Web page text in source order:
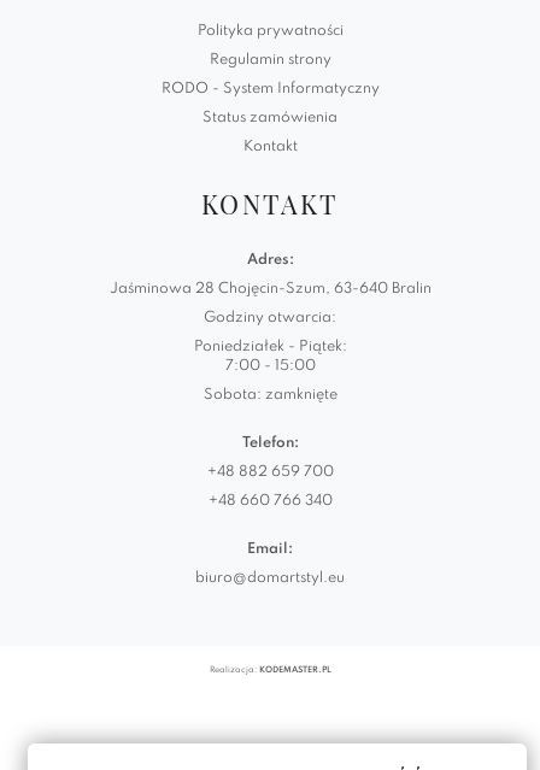
Polityka prywatności
Regulamin strony
RODO - System Informatyczny
Status zamówienia
Kontakt
KONTAKT
Adres:
Jaśminowa 28 Chojęcin-Szum, 63-640 Bralin
Godziny otwarcia:
Poniedziałek - Piątek:
7:00 - 15:00
Sobota: zamknięte
Telefon:
+48 882 659 700
+48 660 766 340
Email:
biuro@domartstyl.eu
Realizacja: KODEMASTER.PL